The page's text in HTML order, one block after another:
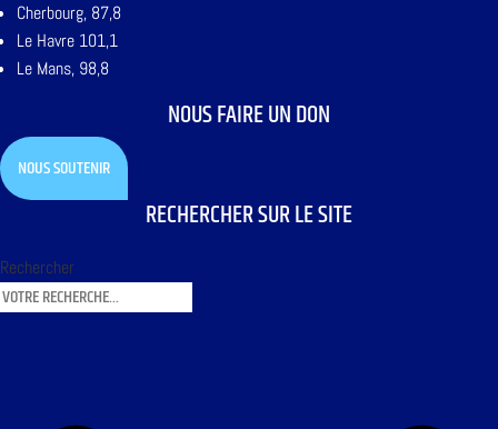
Cherbourg, 87,8
Le Havre 101,1
Le Mans, 98,8
NOUS FAIRE UN DON
NOUS SOUTENIR
RECHERCHER SUR LE SITE
Rechercher